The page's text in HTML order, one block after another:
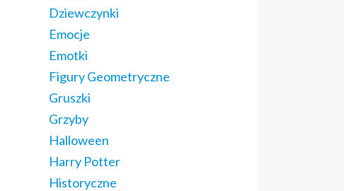
Dziewczynki
Emocje
Emotki
Figury Geometryczne
Gruszki
Grzyby
Halloween
Harry Potter
Historyczne